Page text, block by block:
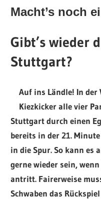
Macht’s noch
Gibt’s wieder
Stuttgart?
Auf ins Ländle! In der
Kiezkicker alle vier
Stuttgart durch einen
bereits in der 21.
in die Spur. So kann es
gerne wieder sein,
antritt. Fairerweise
Schwaben das